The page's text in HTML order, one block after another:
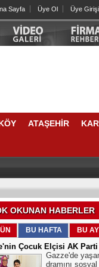
Sayfa Üye Ol Üye Girişi
ATAŞEHİR
OKUNAN HABERLER
BU HAFTA BU AY
Çocuk Elçisi AK
Gazze'de
dramını